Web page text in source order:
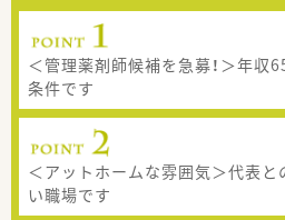
＜管理薬剤師候補を急募！＞年収
条件です
＜アットホームな雰囲気＞代表
い職場です